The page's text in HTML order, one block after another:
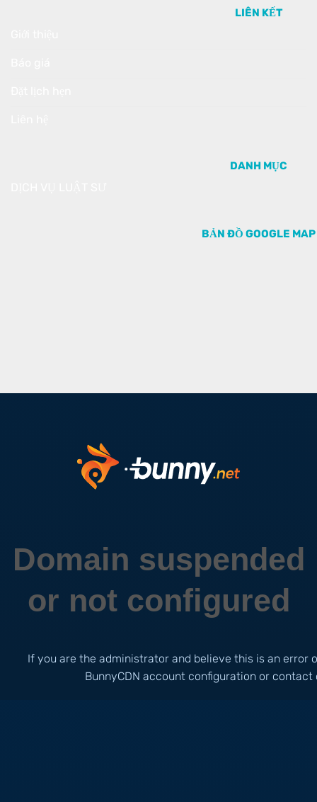
LIÊN KẾT
DANH MỤC
BẢN ĐỒ GOOGLE MAP
Domain suspended
or not configured
If you are the administrator and believe this is an error
BunnyCDN account configuration or